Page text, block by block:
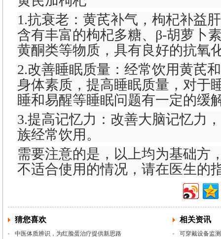
1.抗衰老：黄芪补气，枸杞补益
含有丰富的枸杞多糖、β-胡萝卜
黄酮类等物质，具有良好的抗氧
2.改善睡眠质量：经常饮用黄芪
身体素质，提高睡眠质量，对于
睡和易醒等睡眠问题有一定的缓
3.提高记忆力：改善大脑记忆力
族经常饮用。
需要注意的是，以上均为基础方
不适合使用的情况，请在医生的
猜您喜欢
中医体质辨识，为红脸蛋治疗提供新思路
相关资讯
可穿戴设备监